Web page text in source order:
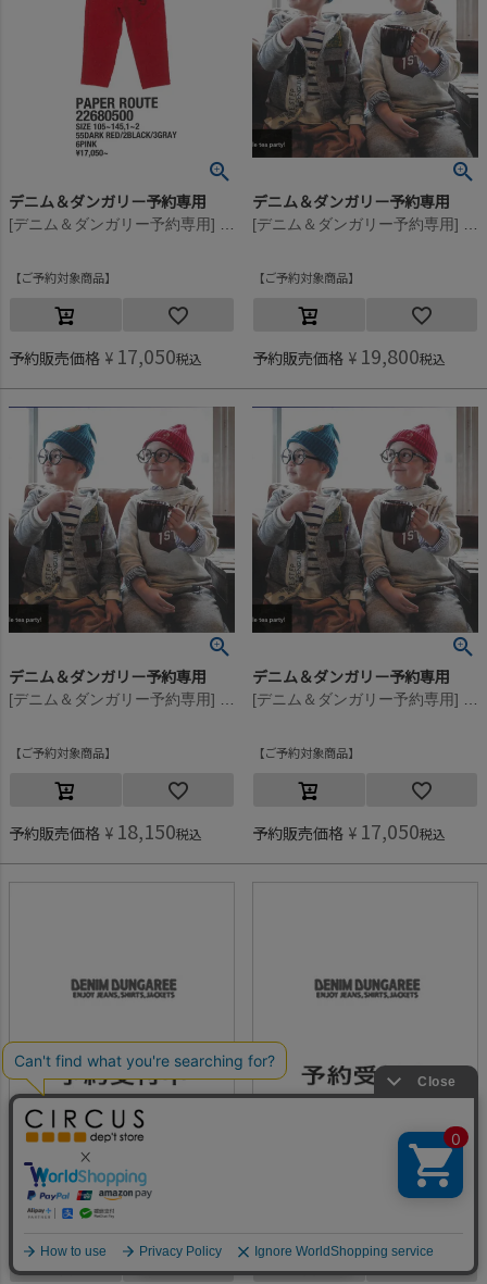
デニム＆ダンガリー予約専用
ご予約対象商品
予約販売価格 ¥ 17,050税込
デニム＆ダンガリー予約専用
ご予約対象商品
予約販売価格 ¥ 19,800税込
デニム＆ダンガリー予約専用
ご予約対象商品
予約販売価格 ¥ 18,150税込
デニム＆ダンガリー予約専用
ご予約対象商品
予約販売価格 ¥ 17,050税込
デニム＆ダンガリー予約専用 デニム＆ダンガリー予約専用
何かお探しですか？